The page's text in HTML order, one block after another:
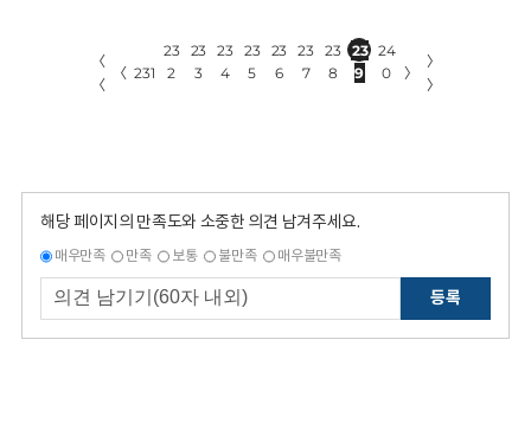
〈
〈
〈 231
23
2
23
3
23
4
23
5
23
6
23
7
23
8
23
9
24
0
〉
〉
〉
해당 페이지의 만족도와 소중한 의견 남겨주세요.
매우만족 만족 보통 불만족 매우불만족
등록